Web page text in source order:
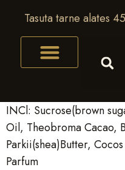
Tasuta tarne alates
INCl: Sucrose(brown
Oil, Theobroma Cacao,
Parkii(shea)Butter,
Parfum